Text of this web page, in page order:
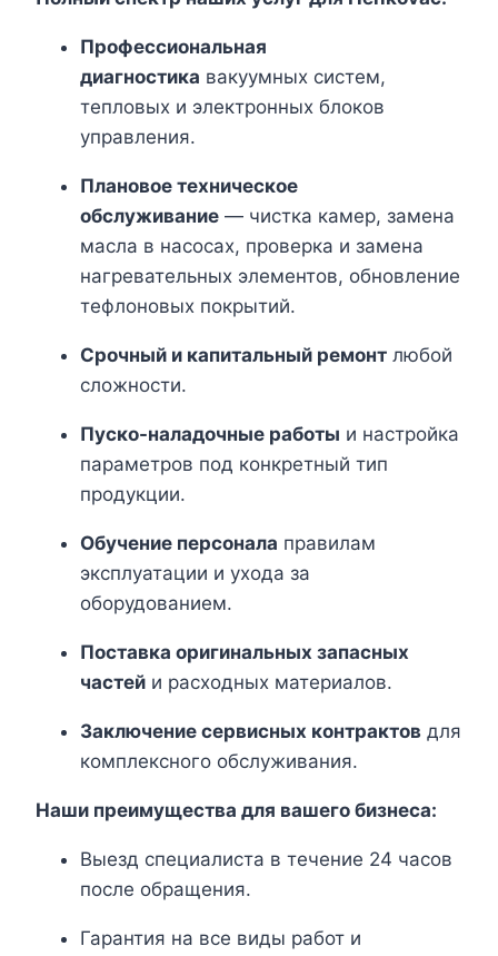
Профессиональная
диагностика вакуумных систем,
тепловых и электронных блоков
управления.
Плановое техническое
обслуживание — чистка камер, замена
масла в насосах, проверка и замена
нагревательных элементов, обновление
тефлоновых покрытий.
Срочный и капитальный ремонт любой
сложности.
Пуско-наладочные работы и настройка
параметров под конкретный тип
продукции.
Обучение персонала правилам
эксплуатации и ухода за
оборудованием.
Поставка оригинальных запасных
частей и расходных материалов.
Заключение сервисных контрактов для
комплексного обслуживания.
Наши преимущества для вашего бизнеса:
Выезд специалиста в течение 24 часов
после обращения.
Гарантия на все виды работ и